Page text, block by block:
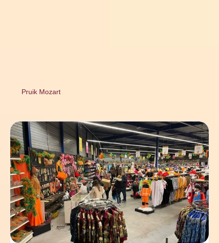
Pruik Mozart